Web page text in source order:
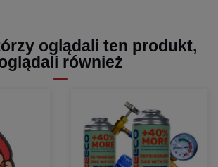
oglądali ten produkt,
również